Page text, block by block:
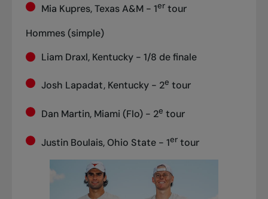
Mia Kupres, Texas A&M - 1ertour
Hommes (simple)
Liam Draxl, Kentucky - 1/8 de finale
Josh Lapadat, Kentucky - 2e tour
Dan Martin, Miami (Flo) - 2e tour
Justin Boulais, Ohio State - 1ertour